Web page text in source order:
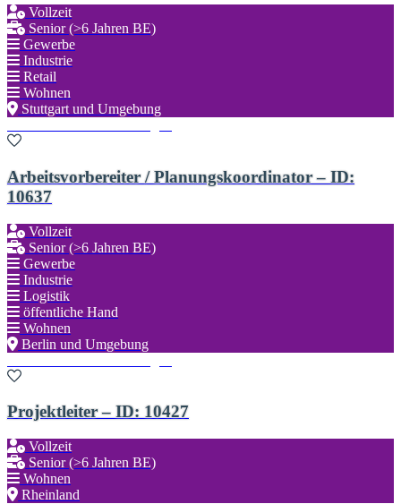
Vollzeit
Senior (>6 Jahren BE)
Gewerbe
Industrie
Retail
Wohnen
Stuttgart und Umgebung
Arbeitsvorbereiter / Planungskoordinator – ID:
10637
Vollzeit
Senior (>6 Jahren BE)
Gewerbe
Industrie
Logistik
öffentliche Hand
Wohnen
Berlin und Umgebung
Projektleiter – ID: 10427
Vollzeit
Senior (>6 Jahren BE)
Wohnen
Rheinland